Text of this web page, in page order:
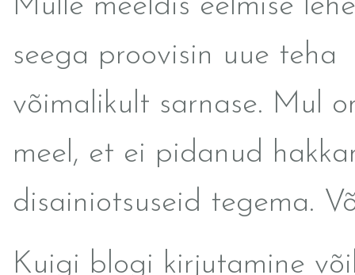
Mulle meeldis eelmise
seega proovisin uue teha
võimalikult sarnase. Mul
meel, et ei pidanud
disainiotsuseid tegema.
Kuigi blogi kirjutamine